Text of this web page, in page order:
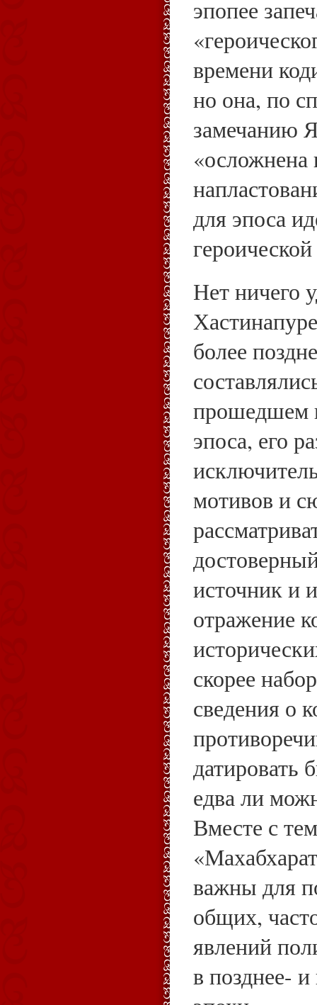
эпопее
времени
но она, по
замечанию
для эпоса
Нет ничего
более
прошедшем
эпоса, его
мотивов и
источник и
отражение
скорее
сведения о
датировать
едва ли
Вместе с
важны для
общих,
явлений
в позднее-